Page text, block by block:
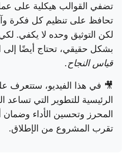
تضفي القوالب هيكلية على
تحافظ على تنظيم كل فكرة
لكن التوثيق وحده لا يكفي.
بشكل حقيقي، تحتاج أيضًا
قياس النجاح.
🎥 في هذا الفيديو، ستتعرف
الرئيسية للتطوير التي تساعد
المحرز وتحسين الأداء
تقرب المشروع من الإطلاق.